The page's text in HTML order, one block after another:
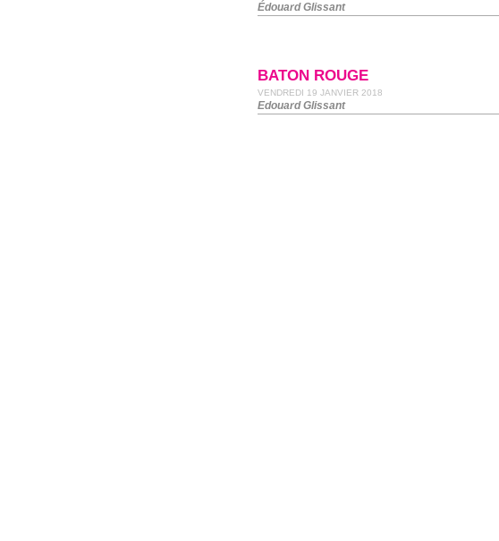
Édouard Glissant
BATON ROUGE
VENDREDI 19 JANVIER 2018
Edouard Glissant